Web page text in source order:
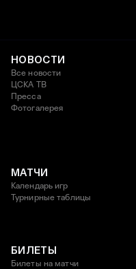
НОВОСТИ
Все новости
ЦСКА ТВ
Пресса
Фотогалерея
МАТЧИ
Календарь игр
Турнирные таблицы
БИЛЕТЫ
Билеты на матчи